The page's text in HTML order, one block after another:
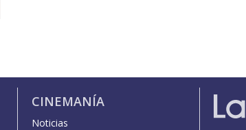
CINEMANÍA
Noticias